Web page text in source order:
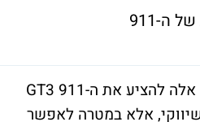
ה-911
ישראל מתחילה בימים אלה להציע את ה-911 GT3
אלא במטרה לאפשר